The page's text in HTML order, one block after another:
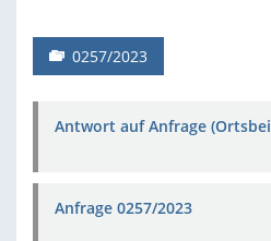
0257/2023
Antwort auf Anfrage
Anfrage 0257/2023